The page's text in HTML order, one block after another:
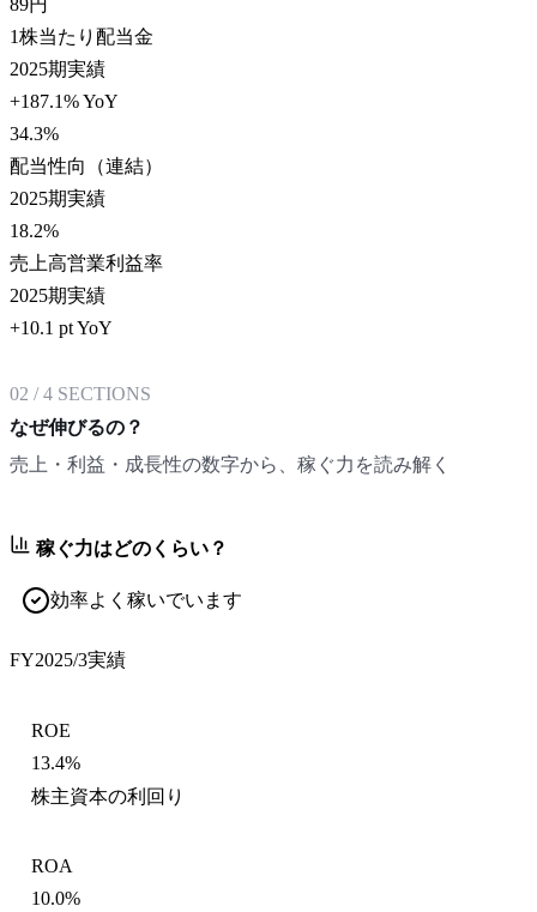
89円
1株当たり配当金
2025期実績
+187.1% YoY
34.3%
配当性向（連結）
2025期実績
18.2%
売上高営業利益率
2025期実績
+10.1 pt YoY
02 /4 SECTIONS
なぜ伸びるの？
売上・利益・成長性の数字から、稼ぐ力を読み解く
稼ぐ力はどのくらい？
効率よく稼いでいます
FY2025/3実績
ROE
13.4%
株主資本の利回り
ROA
10.0%